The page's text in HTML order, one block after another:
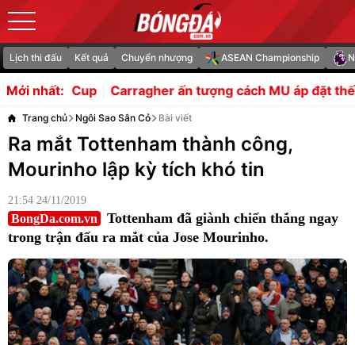
Lịch thi đấu Kết quả Chuyển nhượng ASEAN Championship
Mới nhất:
ấn tượng cách MU áp đặt thế trận lên PSG Mount
Trang chủ Ngôi Sao Sân Cỏ Bài viết
Ra mắt Tottenham thành công,
Mourinho lập kỳ tích khó tin
21:54 24/11/2019
BongDa.com.vn
Tottenham đã giành chiến thắng ngay
trong trận đấu ra mắt của Jose Mourinho.